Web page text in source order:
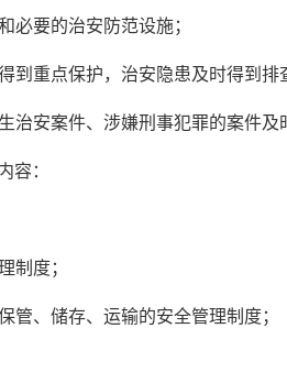
要的治安防范设施；
重点保护，治安隐患及时得到排
安案件、涉嫌刑事犯罪的案件及
：
制度；
、储存、运输的安全管理制度；